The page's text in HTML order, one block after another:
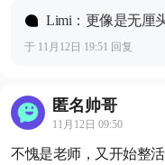
Limi：更像是无厘
于 11月12日 19:51 回复
匿名帅哥
11月12日 09:50
不愧是老师，又开始整活